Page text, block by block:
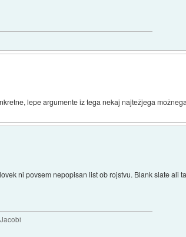
lepe argumente iz tega nekaj najtežjega
ni povsem nepopisan list ob rojstvu. Blank slate ali